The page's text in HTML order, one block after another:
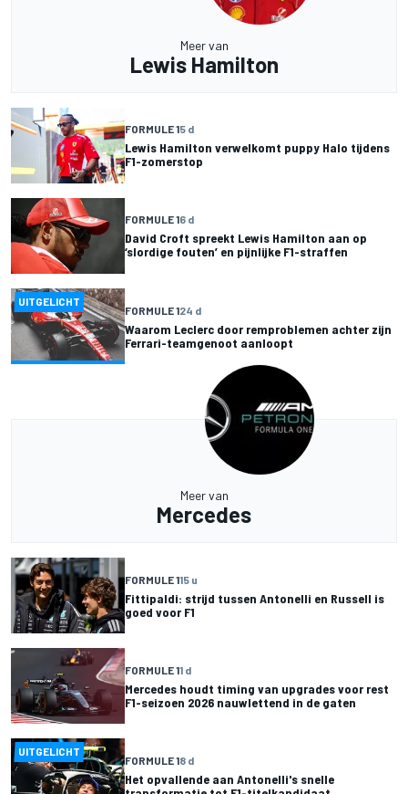
Meer van
Lewis Hamilton
FORMULE 15 d
Lewis Hamilton verwelkomt puppy Halo tijdens
F1-zomerstop
FORMULE 16 d
David Croft spreekt Lewis Hamilton aan op
‘slordige fouten’ en pijnlijke F1-straffen
UITGELICHT
FORMULE 124 d
Waarom Leclerc door remproblemen achter zijn
Ferrari-teamgenoot aanloopt
Meer van
Mercedes
FORMULE 115 u
Fittipaldi: strijd tussen Antonelli en Russell is
goed voor F1
FORMULE 11 d
Mercedes houdt timing van upgrades voor rest
F1-seizoen 2026 nauwlettend in de gaten
UITGELICHT
FORMULE 18 d
Het opvallende aan Antonelli's snelle